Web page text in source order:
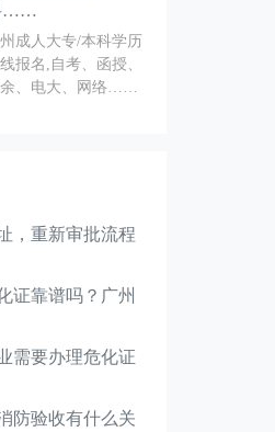
……
成人大专/本科学历
报名,自考、函授、
、电大、网络……
，重新审批流程
证靠谱吗？广州
需要办理危化证
防验收有什么关